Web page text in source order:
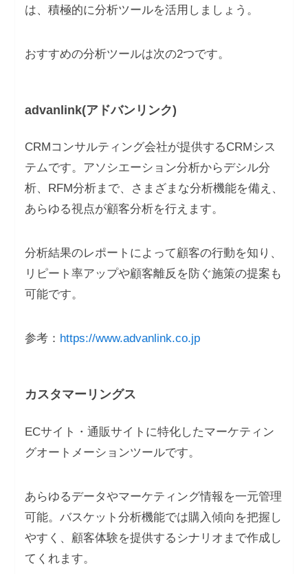
は、積極的に分析ツールを活用しましょう。
おすすめの分析ツールは次の2つです。
advanlink(アドバンリンク)
CRMコンサルティング会社が提供するCRMシス
テムです。アソシエーション分析からデシル分
析、RFM分析まで、さまざまな分析機能を備え、
あらゆる視点が顧客分析を行えます。
分析結果のレポートによって顧客の行動を知り、
リピート率アップや顧客離反を防ぐ施策の提案も
可能です。
参考： https://www.advanlink.co.jp
カスタマーリングス
ECサイト・通販サイトに特化したマーケティン
グオートメーションツールです。
あらゆるデータやマーケティング情報を一元管理
可能。バスケット分析機能では購入傾向を把握し
やすく、顧客体験を提供するシナリオまで作成し
てくれます。